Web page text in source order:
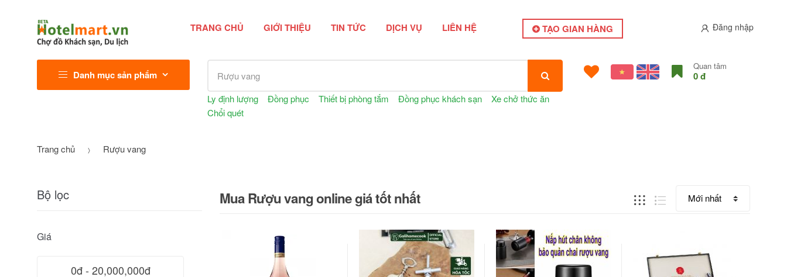
TRANG CHỦ GIỚI THIỆU TIN TỨC DỊCH VỤ LIÊN HỆ TẠO GIAN HÀNG Đăng nhập
Danh mục sản phẩm
Ly định lượng Đồng phục Thiết bị phòng tắm Đồng phục khách sạn
Xe chở thức ăn
Chổi quét
Quan tâm
0 đ
Trang chủ Rượu vang
Bộ lọc
Giá
Mua Rượu vang online giá tốt nhất